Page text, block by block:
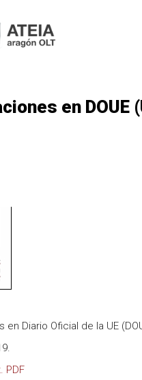
en DOUE
en Diario Oficial de la UE
PDF